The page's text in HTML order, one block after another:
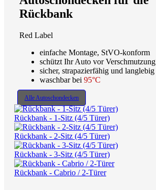
Rückbank
Red Label
einfache Montage, StVO-konform
schützt Ihr Auto vor Verschmutzung
sicher, strapazierfähig und langlebig
waschbar bei 95°C
Alle Autoschondecken
Rückbank - 1-Sitz (4/5 Türer)
Rückbank - 2-Sitz (4/5 Türer)
Rückbank - 3-Sitz (4/5 Türer)
Rückbank - Cabrio / 2-Türer